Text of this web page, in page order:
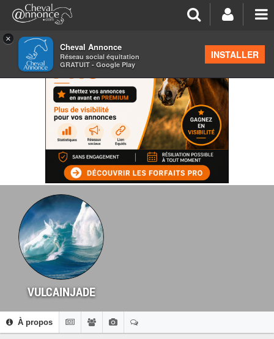
×
Cheval Annonce
Réseau social équitation
GRATUIT - Google Play
INSTALLER
VULCAINJADE
À propos